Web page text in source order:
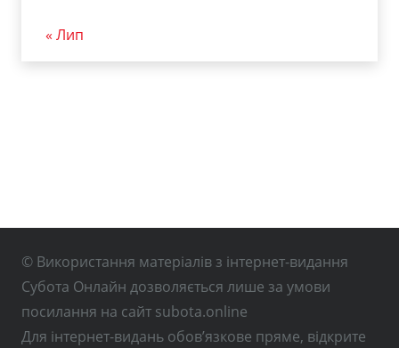
« Лип
© Використання матеріалів з інтернет-видання
Субота Онлайн дозволяється лише за умови
посилання на сайт subota.online
Для інтернет-видань обов’язкове пряме, відкрите